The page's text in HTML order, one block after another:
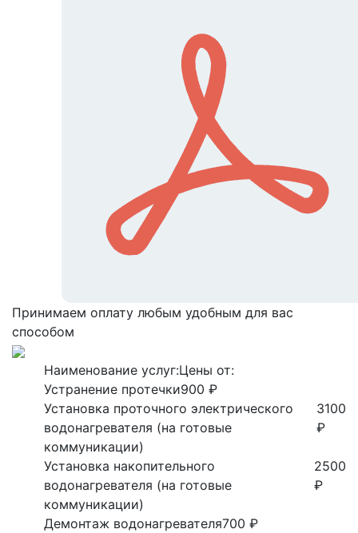
Принимаем оплату любым удобным для вас
способом
Наименование услуг:Цены от:
Устранение протечки900 ₽
Установка проточного электрического
водонагревателя (на готовые
коммуникации)
3100
₽
Установка накопительного
водонагревателя (на готовые
коммуникации)
2500
₽
Демонтаж водонагревателя700 ₽